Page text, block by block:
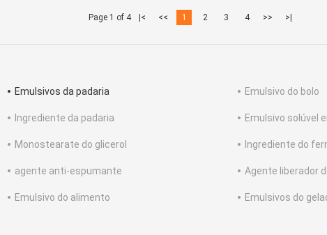
Page 1 of 4 |< << 1 2 3 4 >> >|
Emulsivos da padaria Emulsivo do bolo
Ingrediente da padaria Emulsivo solúvel
Monostearate do glicerol Ingrediente do
agente anti-espumante Agente liberador
Emulsivo do alimento Emulsivos do